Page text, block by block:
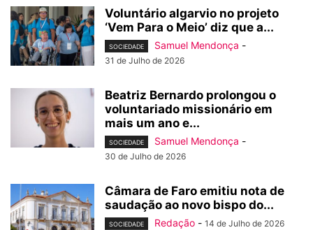
Voluntário algarvio no projeto
‘Vem Para o Meio’ diz que a...
SOCIEDADE Samuel Mendonça -
31 de Julho de 2026
Beatriz Bernardo prolongou o
voluntariado missionário em
mais um ano e...
SOCIEDADE Samuel Mendonça -
30 de Julho de 2026
Câmara de Faro emitiu nota de
saudação ao novo bispo do...
SOCIEDADE Redação - 14 de Julho de 2026